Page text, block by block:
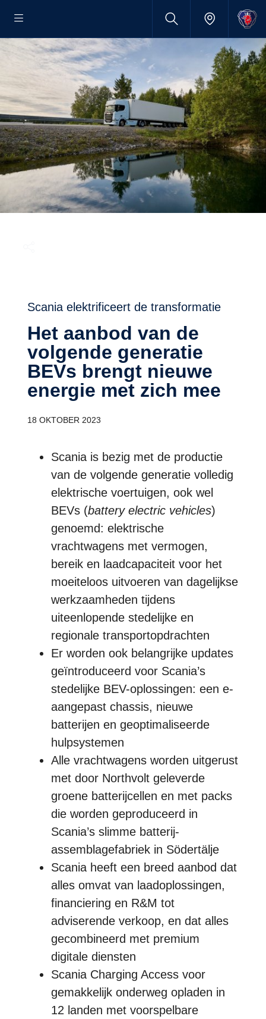
Scania elektrificeert de transformatie
Het aanbod van de
volgende generatie
BEVs brengt nieuwe
energie met zich mee
18 OKTOBER 2023
Scania is bezig met de productie
van de volgende generatie volledig
elektrische voertuigen, ook wel
BEVs (battery electric vehicles)
genoemd: elektrische
vrachtwagens met vermogen,
bereik en laadcapaciteit voor het
moeiteloos uitvoeren van dagelijkse
werkzaamheden tijdens
uiteenlopende stedelijke en
regionale transportopdrachten
Er worden ook belangrijke updates
geïntroduceerd voor Scania’s
stedelijke BEV-oplossingen: een e-
aangepast chassis, nieuwe
batterijen en geoptimaliseerde
hulpsystemen
Alle vrachtwagens worden uitgerust
met door Northvolt geleverde
groene batterijcellen en met packs
die worden geproduceerd in
Scania’s slimme batterij-
assemblagefabriek in Södertälje
Scania heeft een breed aanbod dat
alles omvat van laadoplossingen,
financiering en R&M tot
adviserende verkoop, en dat alles
gecombineerd met premium
digitale diensten
Scania Charging Access voor
gemakkelijk onderweg opladen in
12 landen met voorspelbare